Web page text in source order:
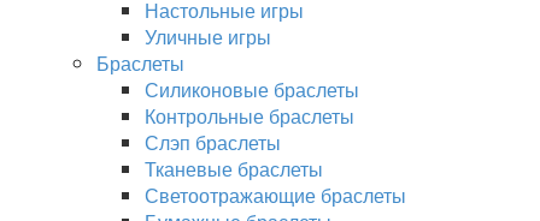
Настольные игры
Уличные игры
Браслеты
Силиконовые браслеты
Контрольные браслеты
Слэп браслеты
Тканевые браслеты
Светоотражающие браслеты